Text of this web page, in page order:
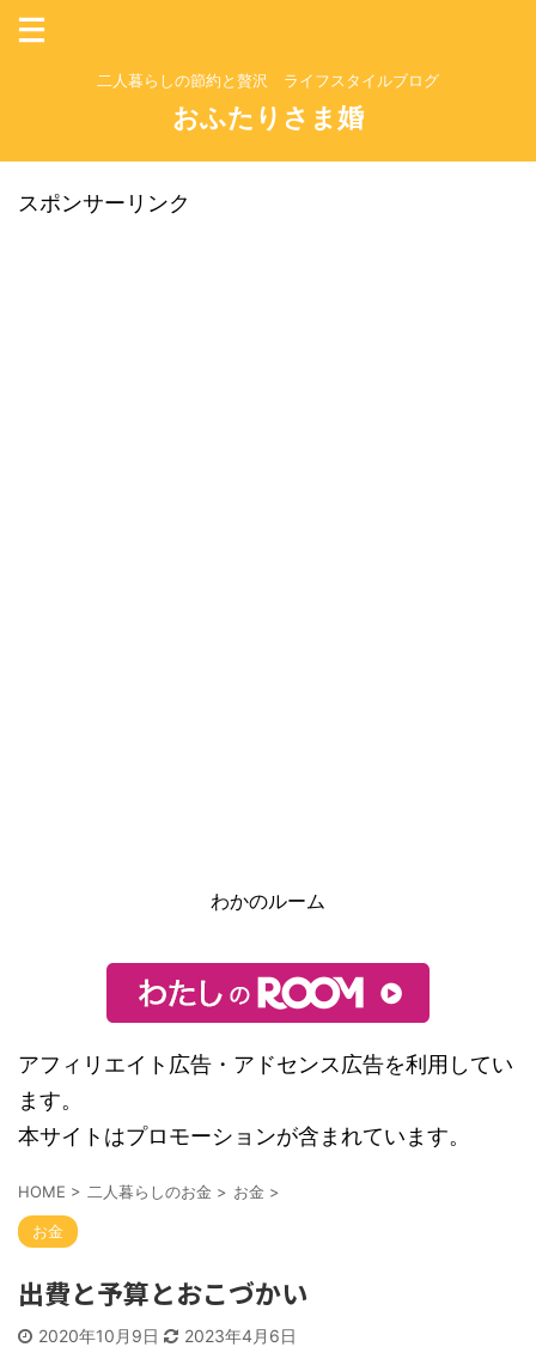
二人暮らしの節約と贅沢 ライフスタイルブログ
おふたりさま婚
スポンサーリンク
わかのルーム
アフィリエイト広告・アドセンス広告を利用してい
ます。
本サイトはプロモーションが含まれています。
HOME > 二人暮らしのお金 > お金 >
お金
出費と予算とおこづかい
2020年10月9日 2023年4月6日